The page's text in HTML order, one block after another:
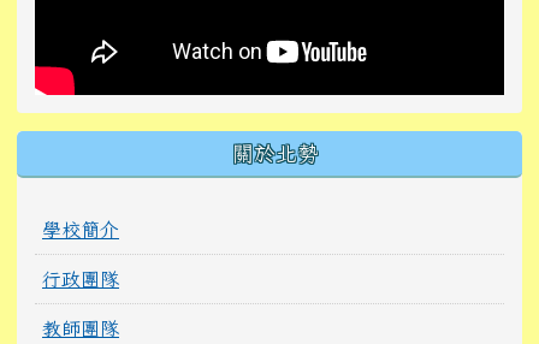
關於北勢
學校簡介
行政團隊
教師團隊